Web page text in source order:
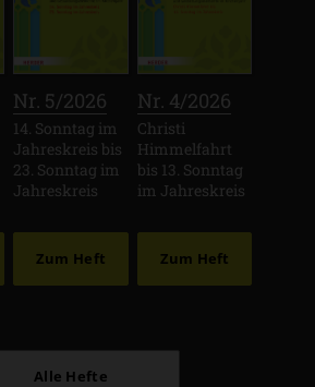
Nr. 5/2026
14. Sonntag im
Jahreskreis bis
23. Sonntag im
Jahreskreis
Zum Heft
Nr. 4/2026
Christi
Himmelfahrt
bis 13. Sonntag
im Jahreskreis
Zum Heft
Alle Hefte